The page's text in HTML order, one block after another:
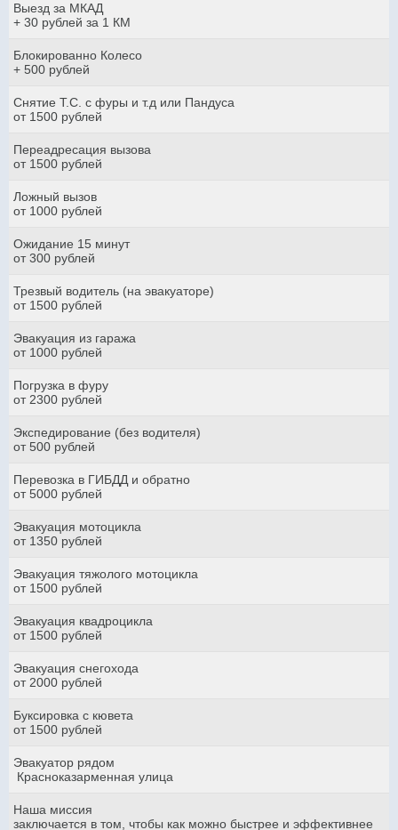
Выезд за МКАД
+ 30 рублей за 1 КМ
Блокированно Колесо
+ 500 рублей
Снятие Т.С. с фуры и т.д или Пандуса
от 1500 рублей
Переадресация вызова
от 1500 рублей
Ложный вызов
от 1000 рублей
Ожидание 15 минут
от 300 рублей
Трезвый водитель (на эвакуаторе)
от 1500 рублей
Эвакуация из гаража
от 1000 рублей
Погрузка в фуру
от 2300 рублей
Экспедирование (без водителя)
от 500 рублей
Перевозка в ГИБДД и обратно
от 5000 рублей
Эвакуация мотоцикла
от 1350 рублей
Эвакуация тяжолого мотоцикла
от 1500 рублей
Эвакуация квадроцикла
от 1500 рублей
Эвакуация снегохода
от 2000 рублей
Буксировка с кювета
от 1500 рублей
Эвакуатор рядом
Красноказарменная улица
Наша миссия
заключается в том, чтобы как можно быстрее и эффективнее